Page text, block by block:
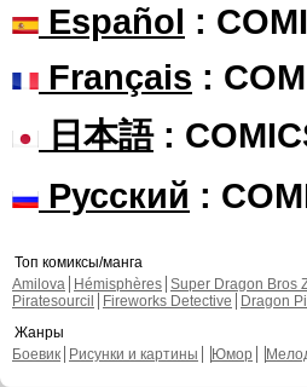
Español :
Français :
日本語:
Русский :
Топ комиксы/манга
Amilova
Hémisphères Super Dragon Bros
Piratesourcil
Fireworks Detective Dragon
Жанры
Боевик
Рисунки и картины Юмор